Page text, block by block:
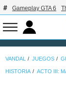
Gameplay GTA 6
VANDAL JUEGOS
HISTORIA ACTO III: